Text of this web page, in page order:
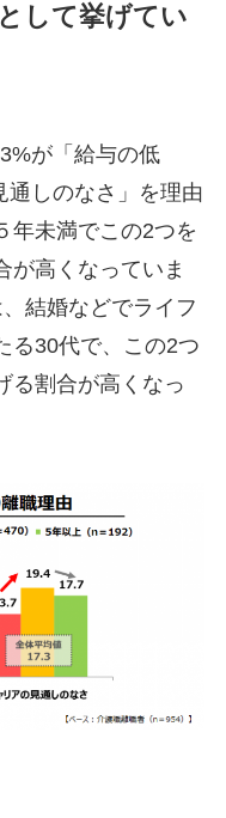
して挙げてい
が「給与の低
通しのなさ」を理由
年未満でこの2つを
が高くなっていま
結婚などでライフ
る30代で、この2つ
る割合が高くなっ